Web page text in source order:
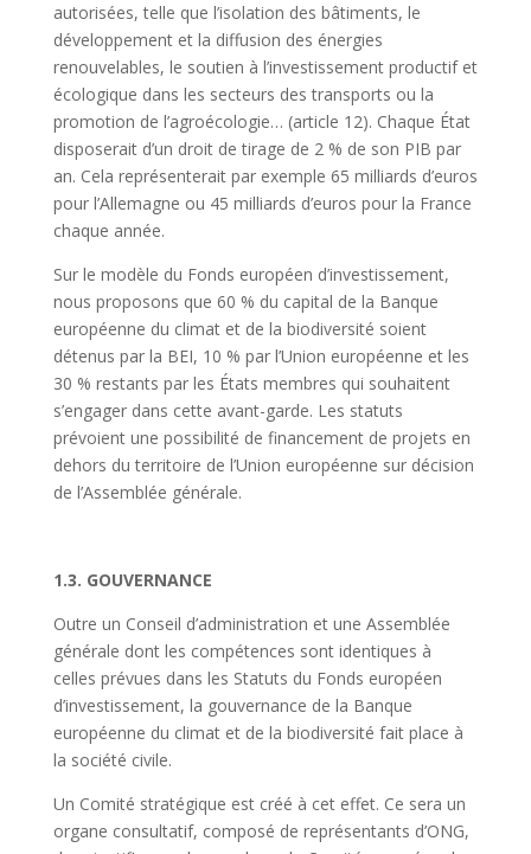
autorisées, telle que l’isolation des bâtiments, le
développement et la diffusion des énergies
renouvelables, le soutien à l’investissement productif et
écologique dans les secteurs des transports ou la
promotion de l’agroécologie… (article 12). Chaque État
disposerait d’un droit de tirage de 2 % de son PIB par
an. Cela représenterait par exemple 65 milliards d’euros
pour l’Allemagne ou 45 milliards d’euros pour la France
chaque année.
Sur le modèle du Fonds européen d’investissement,
nous proposons que 60 % du capital de la Banque
européenne du climat et de la biodiversité soient
détenus par la BEI, 10 % par l’Union européenne et les
30 % restants par les États membres qui souhaitent
s’engager dans cette avant-garde. Les statuts
prévoient une possibilité de financement de projets en
dehors du territoire de l’Union européenne sur décision
de l’Assemblée générale.
1.3. GOUVERNANCE
Outre un Conseil d’administration et une Assemblée
générale dont les compétences sont identiques à
celles prévues dans les Statuts du Fonds européen
d’investissement, la gouvernance de la Banque
européenne du climat et de la biodiversité fait place à
la société civile.
Un Comité stratégique est créé à cet effet. Ce sera un
organe consultatif, composé de représentants d’ONG,